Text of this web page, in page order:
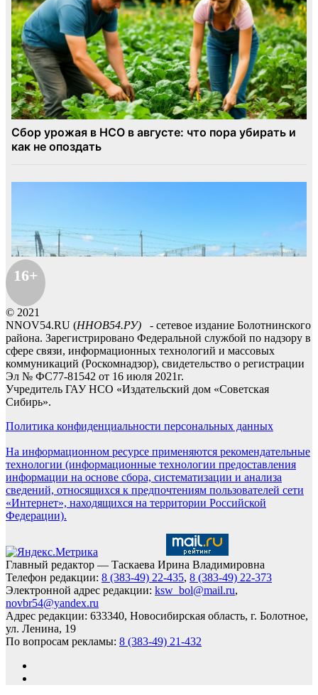
16+
© 2021
NNOV54.RU (ННОВ54.РУ) - сетевое издание Болотнинского
района. Зарегистрировано Федеральной службой по надзору в
сфере связи, информационных технологий и массовых
коммуникаций (Роскомнадзор), свидетельство о регистрации
Эл № ФС77-81542 от 16 июля 2021г.
Учредитель ГАУ НСО «Издательский дом «Советская
Сибирь».
Политика конфиденциальности персональных данных
На информационном ресурсе применяются рекомендательные
технологии (информационные технологии предоставления
информации на основе сбора, систематизации и анализа
сведений, относящихся к предпочтениям пользователей сети
«Интернет», находящихся на территории Российской
Федерации).
Главный редактор — Таскаева Ирина Владимировна
Телефон редакции: 8 (383-49) 22-435, 8 (383-49) 22-373
Электронной адрес редакции: ksw_bol@mail.ru,
novbr54@yandex.ru
Адрес редакции: 633340, Новосибирская область, г. Болотное,
ул. Ленина, 19
По вопросам рекламы: 8 (383-49) 21-432